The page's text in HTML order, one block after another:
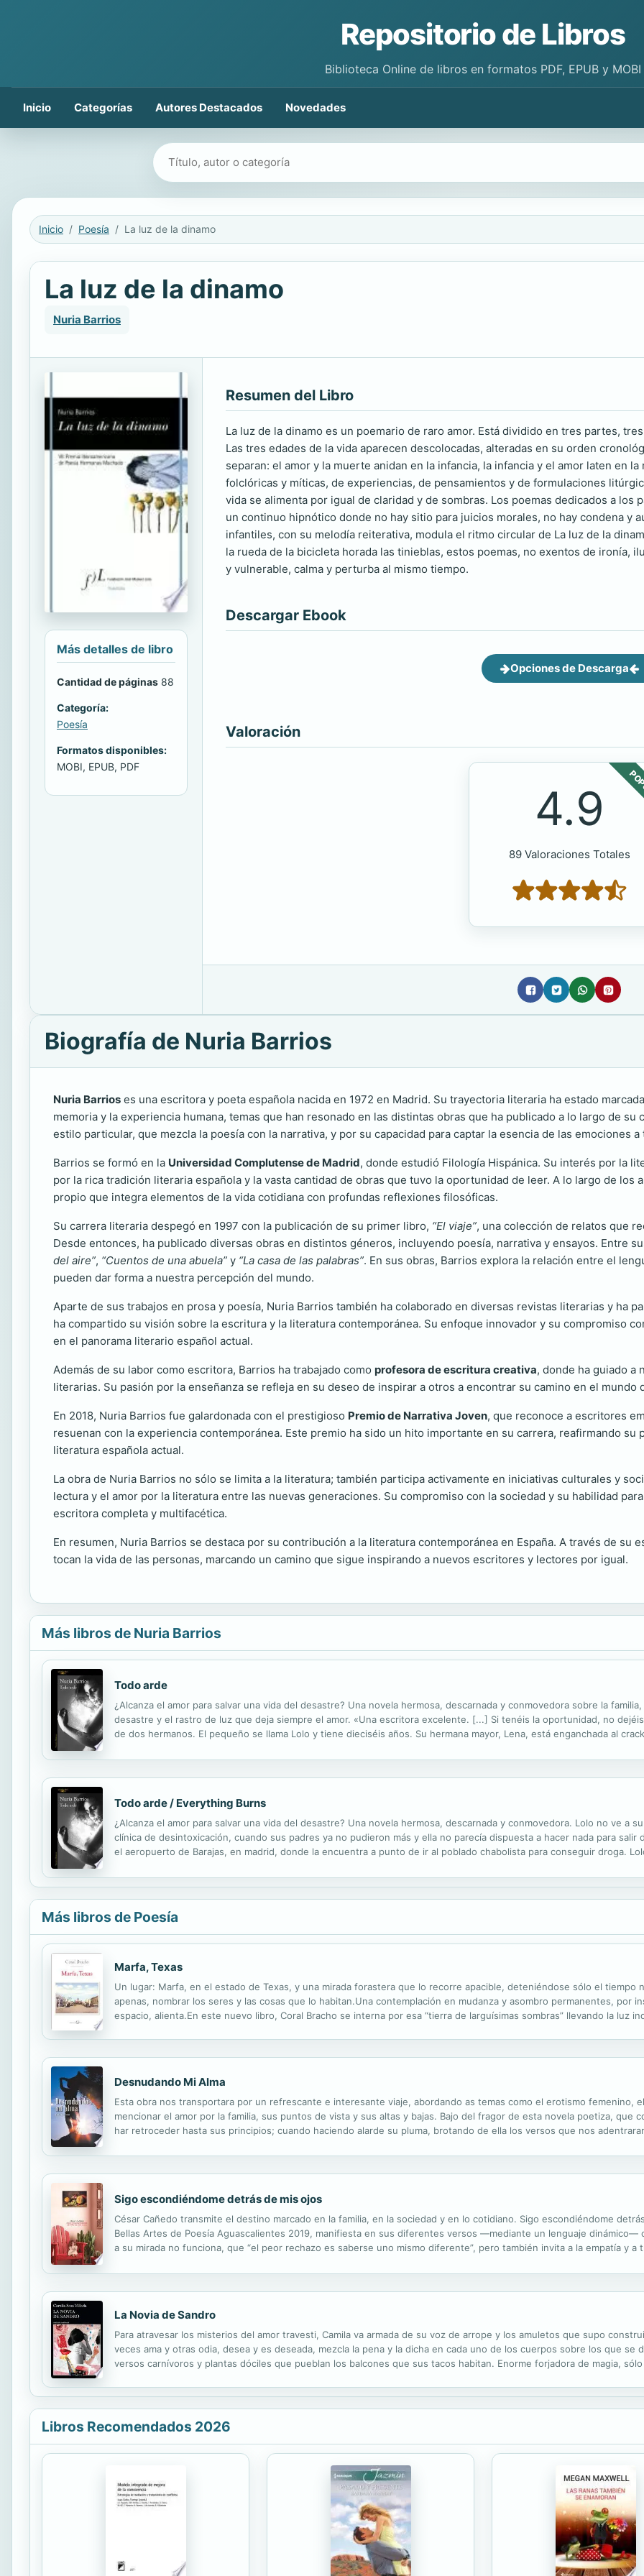
Repositorio de Libros
Biblioteca Online de libros en formatos PDF, EPUB y MOBI
Inicio Categorías Autores Destacados Novedades
Buscar libros
Inicio Poesía La luz de la dinamo
La luz de la dinamo
Nuria Barrios
Más detalles de libro
Cantidad de páginas 88
Categoría:
Poesía
Formatos disponibles:
MOBI, EPUB, PDF
Resumen del Libro
La luz de la dinamo es un poemario de raro amor. Está dividido en tres partes,
Las tres edades de la vida aparecen descolocadas, alteradas en su orden
separan: el amor y la muerte anidan en la infancia, la infancia y el amor laten en
folclóricas y míticas, de experiencias, de pensamientos y de formulaciones
vida se alimenta por igual de claridad y de sombras. Los poemas dedicados a
un continuo hipnótico donde no hay sitio para juicios morales, no hay condena y
infantiles, con su melodía reiterativa, modula el ritmo circular de La luz de la
la rueda de la bicicleta horada las tinieblas, estos poemas, no exentos de ironía,
y vulnerable, calma y perturba al mismo tiempo.
Descargar Ebook
Opciones de Descarga
Valoración
4.9
89 Valoraciones Totales
Biografía de Nuria Barrios
Nuria Barrios es una escritora y poeta española nacida en 1972 en Madrid. Su trayectoria literaria ha estado
memoria y la experiencia humana, temas que han resonado en las distintas obras que ha publicado a lo largo de
estilo particular, que mezcla la poesía con la narrativa, y por su capacidad para captar la esencia de las emociones
Barrios se formó en la Universidad Complutense de Madrid, donde estudió Filología Hispánica. Su interés por la
por la rica tradición literaria española y la vasta cantidad de obras que tuvo la oportunidad de leer. A lo largo de los
propio que integra elementos de la vida cotidiana con profundas reflexiones filosóficas.
Su carrera literaria despegó en 1997 con la publicación de su primer libro, “El viaje”, una colección de relatos que
Desde entonces, ha publicado diversas obras en distintos géneros, incluyendo poesía, narrativa y ensayos. Entre
del aire”, “Cuentos de una abuela” y “La casa de las palabras”. En sus obras, Barrios explora la relación entre el
pueden dar forma a nuestra percepción del mundo.
Aparte de sus trabajos en prosa y poesía, Nuria Barrios también ha colaborado en diversas revistas literarias y ha
ha compartido su visión sobre la escritura y la literatura contemporánea. Su enfoque innovador y su compromiso
en el panorama literario español actual.
Además de su labor como escritora, Barrios ha trabajado como profesora de escritura creativa, donde ha guiado a
literarias. Su pasión por la enseñanza se refleja en su deseo de inspirar a otros a encontrar su camino en el mundo
En 2018, Nuria Barrios fue galardonada con el prestigioso Premio de Narrativa Joven, que reconoce a escritores
resuenan con la experiencia contemporánea. Este premio ha sido un hito importante en su carrera, reafirmando su
literatura española actual.
La obra de Nuria Barrios no sólo se limita a la literatura; también participa activamente en iniciativas culturales y
lectura y el amor por la literatura entre las nuevas generaciones. Su compromiso con la sociedad y su habilidad
escritora completa y multifacética.
En resumen, Nuria Barrios se destaca por su contribución a la literatura contemporánea en España. A través de su
tocan la vida de las personas, marcando un camino que sigue inspirando a nuevos escritores y lectores por igual.
Más libros de Nuria Barrios
Todo arde
¿Alcanza el amor para salvar una vida del desastre? Una novela hermosa, descarnada y conmovedora sobre la
desastre y el rastro de luz que deja siempre el amor. «Una escritora excelente. [...] Si tenéis la oportunidad, no
de dos hermanos. El pequeño se llama Lolo y tiene dieciséis años. Su hermana mayor, Lena, está enganchada al
Todo arde / Everything Burns
¿Alcanza el amor para salvar una vida del desastre? Una novela hermosa, descarnada y conmovedora. Lolo no ve a
clínica de desintoxicación, cuando sus padres ya no pudieron más y ella no parecía dispuesta a hacer nada para
el aeropuerto de Barajas, en madrid, donde la encuentra a punto de ir al poblado chabolista para conseguir droga.
Más libros de Poesía
Marfa, Texas
Un lugar: Marfa, en el estado de Texas, y una mirada forastera que lo recorre apacible, deteniéndose sólo el tiempo
apenas, nombrar los seres y las cosas que lo habitan.Una contemplación en mudanza y asombro permanentes, por
espacio, alienta.En este nuevo libro, Coral Bracho se interna por esa “tierra de larguísimas sombras” llevando la luz
Desnudando Mi Alma
Esta obra nos transportara por un refrescante e interesante viaje, abordando as temas como el erotismo femenino,
mencionar el amor por la familia, sus puntos de vista y sus altas y bajas. Bajo del fragor de esta novela poetiza, que
har retroceder hasta sus principios; cuando haciendo alarde su pluma, brotando de ella los versos que nos
Sigo escondiéndome detrás de mis ojos
César Cañedo transmite el destino marcado en la familia, en la sociedad y en lo cotidiano. Sigo escondiéndome
Bellas Artes de Poesía Aguascalientes 2019, manifiesta en sus diferentes versos —mediante un lenguaje dinámico—
a su mirada no funciona, que “el peor rechazo es saberse uno mismo diferente”, pero también invita a la empatía y
La Novia de Sandro
Para atravesar los misterios del amor travesti, Camila va armada de su voz de arrope y los amuletos que supo
veces ama y otras odia, desea y es deseada, mezcla la pena y la dicha en cada uno de los cuerpos sobre los que se
versos carnívoros y plantas dóciles que pueblan los balcones que sus tacos habitan. Enorme forjadora de magia,
Libros Recomendados 2026